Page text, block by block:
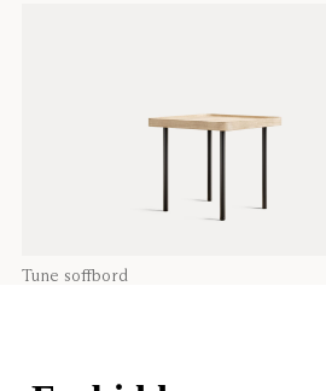
Tune soffbord